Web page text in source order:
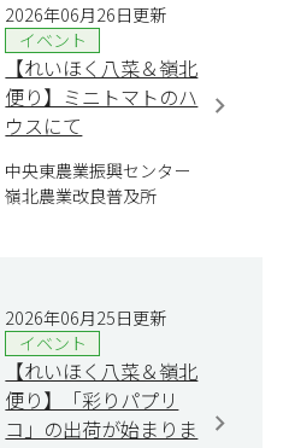
2026年06月26日更新
イベント
【れいほく八菜＆嶺北
便り】ミニトマトのハ
ウスにて
中央東農業振興センター
嶺北農業改良普及所
2026年06月25日更新
イベント
【れいほく八菜＆嶺北
便り】「彩りパプリ
コ」の出荷が始まりま